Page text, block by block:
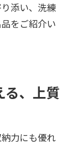
添い、洗練
をご紹介い
る、上質
力にも優れ